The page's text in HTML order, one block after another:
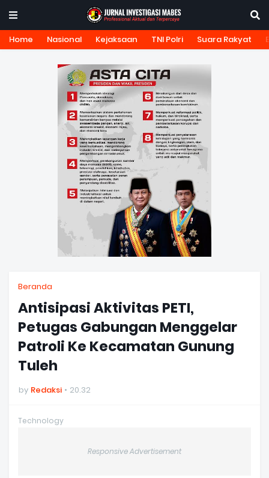
Home Nasional Kejaksaan TNI Polri Suara Rakyat
Beranda
Antisipasi Aktivitas PETI,
Petugas Gabungan Menggelar
Patroli Ke Kecamatan Gunung
Tuleh
by Redaksi 20.32
Technology
Responsive Advertisement